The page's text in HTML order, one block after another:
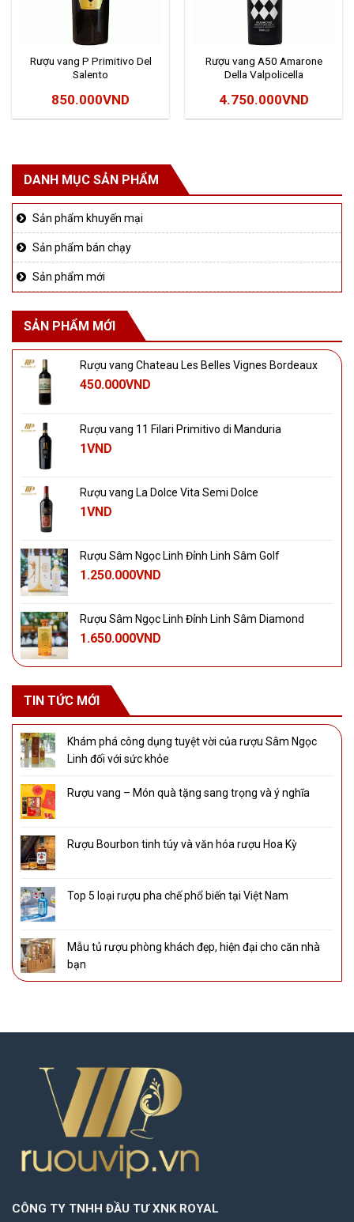
Rượu vang P Primitivo Del
Salento
850.000VND
Rượu vang A50 Amarone
Della Valpolicella
4.750.000VND
DANH MỤC SẢN PHẨM
Sản phẩm khuyến mại
Sản phẩm bán chạy
Sản phẩm mới
SẢN PHẨM MỚI
Rượu vang Chateau Les Belles Vignes Bordeaux
450.000VND
Rượu vang 11 Filari Primitivo di Manduria
1VND
Rượu vang La Dolce Vita Semi Dolce
1VND
Rượu Sâm Ngọc Linh Đỉnh Linh Sâm Golf
1.250.000VND
Rượu Sâm Ngọc Linh Đỉnh Linh Sâm Diamond
1.650.000VND
TIN TỨC MỚI
Khám phá công dụng tuyệt vời của rượu Sâm Ngọc
Linh đối với sức khỏe
Rượu vang – Món quà tặng sang trọng và ý nghĩa
Rượu Bourbon tinh túy và văn hóa rượu Hoa Kỳ
Top 5 loại rượu pha chế phổ biến tại Việt Nam
Mẫu tủ rượu phòng khách đẹp, hiện đại cho căn nhà
bạn
CÔNG TY TNHH ĐẦU TƯ XNK ROYAL